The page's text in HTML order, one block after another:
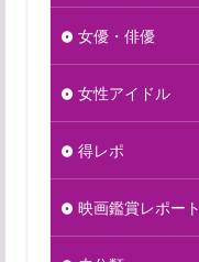
女優・俳優
女性アイドル
得レポ
映画鑑賞レポート